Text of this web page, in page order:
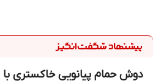
دوش حمام پیانویی خاکستری